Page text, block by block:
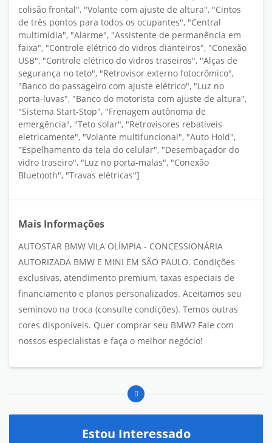
colisão frontal", "Volante com ajuste de altura", "Cintos
de três pontos para todos os ocupantes", "Central
multimídia", "Alarme", "Assistente de permanência em
faixa", "Controle elétrico do vidros dianteiros", "Conexão
USB", "Controle elétrico do vidros traseiros", "Alças de
segurança no teto", "Retrovisor externo fotocrômico",
"Banco do passageiro com ajuste elétrico", "Luz no
porta-luvas", "Banco do motorista com ajuste de altura",
"Sistema Start-Stop", "Frenagem autônoma de
emergência", "Teto solar", "Retrovisores rebatíveis
eletricamente", "Volante multifuncional", "Auto Hold",
"Espelhamento da tela do celular", "Desembaçador do
vidro traseiro", "Luz no porta-malas", "Conexão
Bluetooth", "Travas elétricas"]
Mais Informações
AUTOSTAR BMW VILA OLÍMPIA - CONCESSIONÁRIA
AUTORIZADA BMW E MINI EM SÃO PAULO. Condições
exclusivas, atendimento premium, taxas especiais de
financiamento e planos personalizados. Aceitamos seu
seminovo na troca (consulte condições). Temos outras
cores disponíveis. Quer comprar seu BMW? Fale com
nossos especialistas e faça o melhor negócio!
Estou Interessado